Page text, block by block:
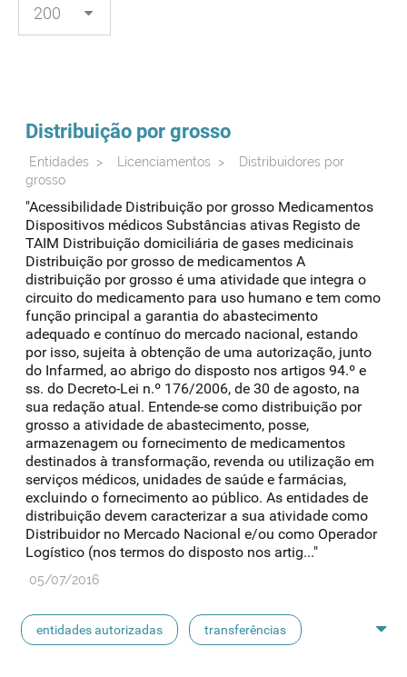
Distribuição por grosso
Entidades > Licenciamentos >
Distribuidores por
grosso
"Acessibilidade Distribuição por grosso Medicamentos
Dispositivos médicos Substâncias ativas Registo de
TAIM Distribuição domiciliária de gases medicinais
Distribuição por grosso de medicamentos A
distribuição por grosso é uma atividade que integra o
circuito do medicamento para uso humano e tem como
função principal a garantia do abastecimento
adequado e contínuo do mercado nacional, estando
por isso, sujeita à obtenção de uma autorização, junto
do Infarmed, ao abrigo do disposto nos artigos 94.º e
ss. do Decreto-Lei n.º 176/2006, de 30 de agosto, na
sua redação atual. Entende-se como distribuição por
grosso a atividade de abastecimento, posse,
armazenagem ou fornecimento de medicamentos
destinados à transformação, revenda ou utilização em
serviços médicos, unidades de saúde e farmácias,
excluindo o fornecimento ao público. As entidades de
distribuição devem caracterizar a sua atividade como
Distribuidor no Mercado Nacional e/ou como Operador
Logístico (nos termos do disposto nos artig..."
05/07/2016
entidades autorizadas transferências